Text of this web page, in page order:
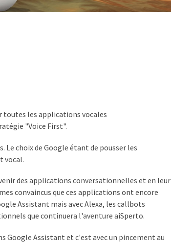
toutes les applications vocales
"Voice First".
Le choix de Google étant de pousser les
vocal.
des applications conversationnelles et en leur
convaincus que ces applications ont encore
Assistant mais avec Alexa, les callbots
que continuera l'aventure aiSperto.
Google Assistant et c'est avec un pincement au